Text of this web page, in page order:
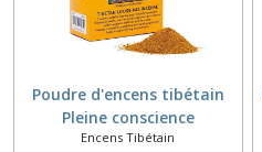
Poudre d'encens tibétain
Pleine conscience
Encens Tibétain